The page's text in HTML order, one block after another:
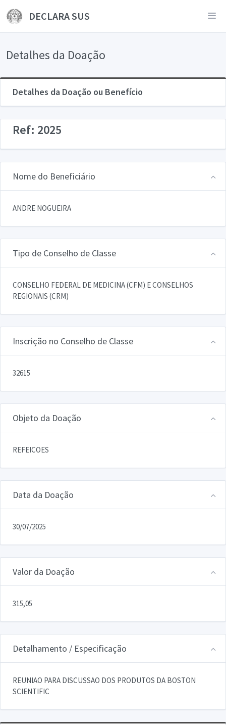
DECLARA SUS
Detalhes da Doação
Detalhes da Doação ou Benefício
Ref: 2025
Nome do Beneficiário
ANDRE NOGUEIRA
Tipo de Conselho de Classe
CONSELHO FEDERAL DE MEDICINA (CFM) E CONSELHOS
REGIONAIS (CRM)
Inscrição no Conselho de Classe
32615
Objeto da Doação
REFEICOES
Data da Doação
30/07/2025
Valor da Doação
315,05
Detalhamento / Especificação
REUNIAO PARA DISCUSSAO DOS PRODUTOS DA BOSTON
SCIENTIFIC